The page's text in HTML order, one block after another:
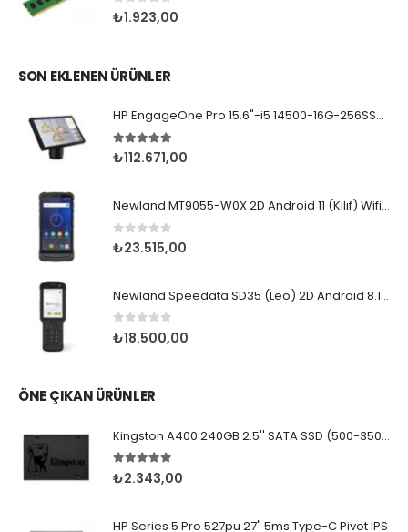
0 5 üzerinden
₺1.923,00
SON EKLENEN ÜRÜNLER
HP EngageOne Pro 15.6"-i5 14500-16G-256SSD-OST W11
5.00 5 üzerinden
₺112.671,00
Newland MT9055-W0X 2D Android 11 (Kılıf) Wifi BT
0 5 üzerinden
₺23.515,00
Newland Speedata SD35 (Leo) 2D Android 8.1 Wifi BT
0 5 üzerinden
₺18.500,00
ÖNE ÇIKAN ÜRÜNLER
Kingston A400 240GB 2.5'' SATA SSD (500-350MB/s)
5.005 üzerinden
₺2.343,00
HP Series 5 Pro 527pu 27" 5ms Type-C Pivot IPS